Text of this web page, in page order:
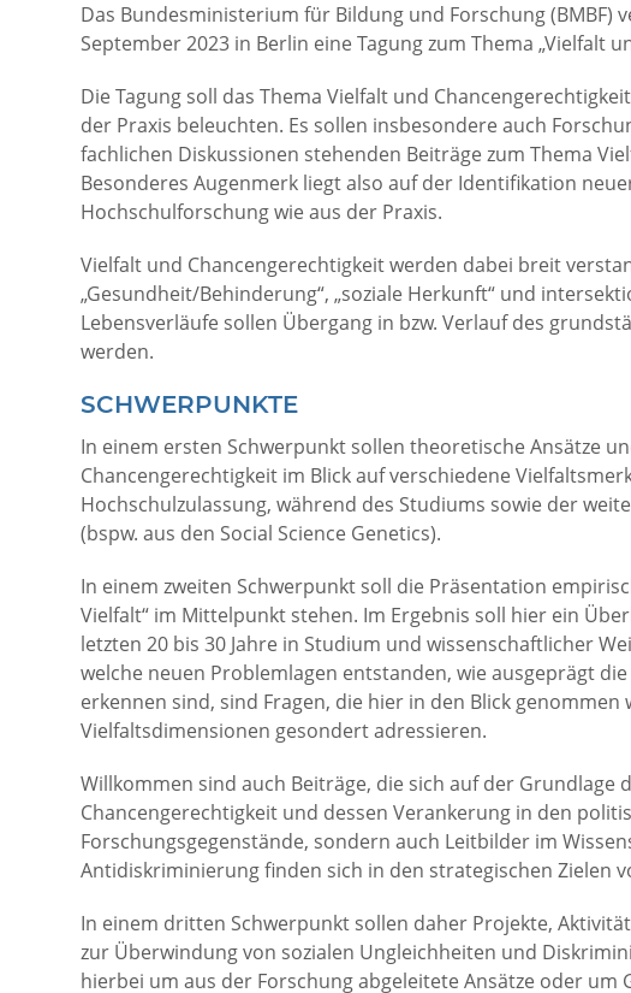
Das Bundesministerium für Bildung und Forschung (BMBF)
September 2023 in Berlin eine Tagung zum Thema „Vielfalt
Die Tagung soll das Thema Vielfalt und
der Praxis beleuchten. Es sollen insbesondere auch
fachlichen Diskussionen stehenden Beiträge zum Thema
Besonderes Augenmerk liegt also auf der Identifikation
Hochschulforschung wie aus der Praxis.
Vielfalt und Chancengerechtigkeit werden dabei breit
„Gesundheit/Behinderung“, „soziale Herkunft“ und
Lebensverläufe sollen Übergang in bzw. Verlauf des
werden.
SCHWERPUNKTE
In einem ersten Schwerpunkt sollen theoretische Ansätze
Chancengerechtigkeit im Blick auf verschiedene
Hochschulzulassung, während des Studiums sowie der
(bspw. aus den Social Science Genetics).
In einem zweiten Schwerpunkt soll die Präsentation
Vielfalt“ im Mittelpunkt stehen. Im Ergebnis soll hier ein
letzten 20 bis 30 Jahre in Studium und wissenschaftlicher
welche neuen Problemlagen entstanden, wie ausgeprägt
erkennen sind, sind Fragen, die hier in den Blick
Vielfaltsdimensionen gesondert adressieren.
Willkommen sind auch Beiträge, die sich auf der
Chancengerechtigkeit und dessen Verankerung in den
Forschungsgegenstände, sondern auch Leitbilder im
Antidiskriminierung finden sich in den strategischen Zielen
In einem dritten Schwerpunkt sollen daher Projekte,
zur Überwindung von sozialen Ungleichheiten und
hierbei um aus der Forschung abgeleitete Ansätze oder